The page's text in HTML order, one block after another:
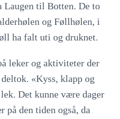
Laugen til Botten. De to
og Føllhølen, i
ha falt uti og druknet.
leker og aktiviteter der
«Kyss, klapp og
Det kunne være dager
på den tiden også, da